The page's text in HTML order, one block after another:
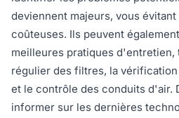
deviennent majeurs, vous
coûteuses. Ils peuvent
meilleures pratiques d'entretien,
régulier des filtres, la
et le contrôle des conduits d'air.
informer sur les dernières